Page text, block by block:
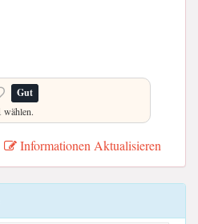
Gut
wählen.
Informationen Aktualisieren